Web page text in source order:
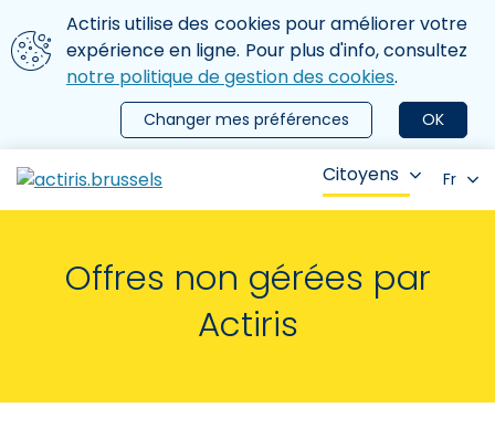
Aller au contenu principal
Nous utilisons des cookies
Actiris utilise des cookies pour améliorer votre
expérience en ligne. Pour plus d'info, consultez
notre politique de gestion des cookies.
OK
Changer mes préférences
le menu
Citoyens Fr
Offres non gérées par
Actiris